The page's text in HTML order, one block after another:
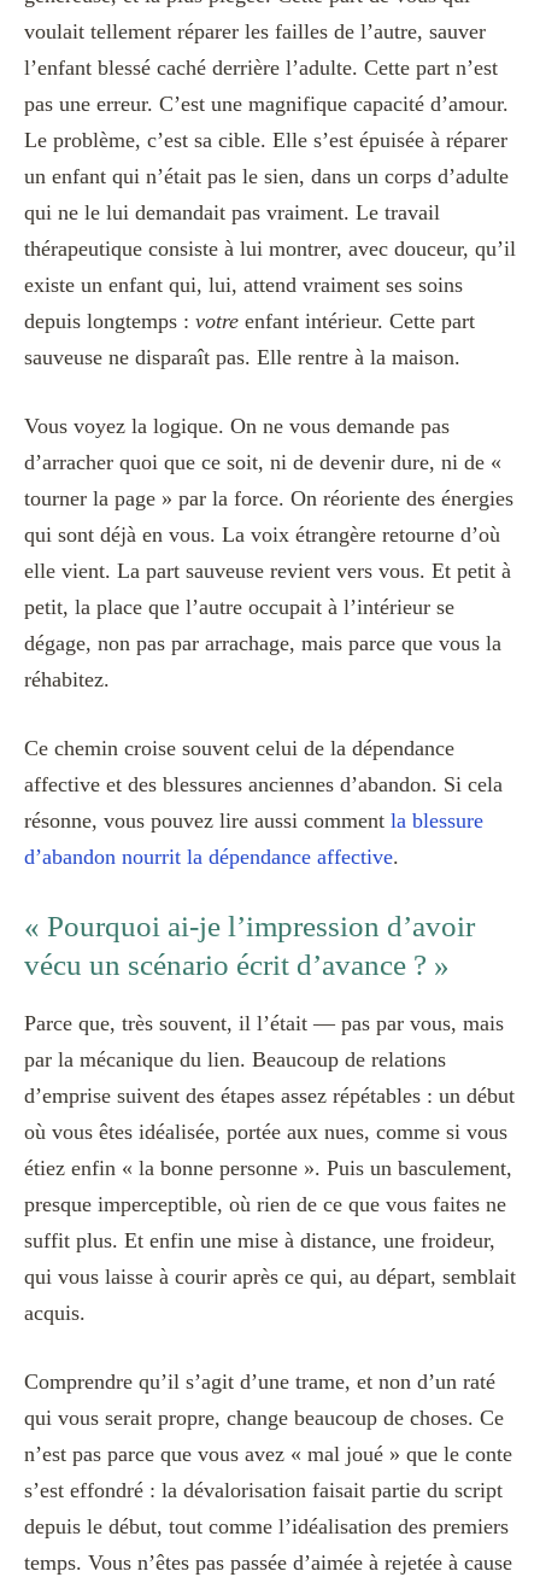
voulait tellement réparer les failles de l’autre, sauver
l’enfant blessé caché derrière l’adulte. Cette part n’est
pas une erreur. C’est une magnifique capacité d’amour.
Le problème, c’est sa cible. Elle s’est épuisée à réparer
un enfant qui n’était pas le sien, dans un corps d’adulte
qui ne le lui demandait pas vraiment. Le travail
thérapeutique consiste à lui montrer, avec douceur, qu’il
existe un enfant qui, lui, attend vraiment ses soins
depuis longtemps : votre enfant intérieur. Cette part
sauveuse ne disparaît pas. Elle rentre à la maison.
Vous voyez la logique. On ne vous demande pas
d’arracher quoi que ce soit, ni de devenir dure, ni de «
tourner la page » par la force. On réoriente des énergies
qui sont déjà en vous. La voix étrangère retourne d’où
elle vient. La part sauveuse revient vers vous. Et petit à
petit, la place que l’autre occupait à l’intérieur se
dégage, non pas par arrachage, mais parce que vous la
réhabitez.
Ce chemin croise souvent celui de la dépendance
affective et des blessures anciennes d’abandon. Si cela
résonne, vous pouvez lire aussi comment la blessure
d’abandon nourrit la dépendance affective.
« Pourquoi ai-je l’impression d’avoir
vécu un scénario écrit d’avance ? »
Parce que, très souvent, il l’était — pas par vous, mais
par la mécanique du lien. Beaucoup de relations
d’emprise suivent des étapes assez répétables : un début
où vous êtes idéalisée, portée aux nues, comme si vous
étiez enfin « la bonne personne ». Puis un basculement,
presque imperceptible, où rien de ce que vous faites ne
suffit plus. Et enfin une mise à distance, une froideur,
qui vous laisse à courir après ce qui, au départ, semblait
acquis.
Comprendre qu’il s’agit d’une trame, et non d’un raté
qui vous serait propre, change beaucoup de choses. Ce
n’est pas parce que vous avez « mal joué » que le conte
s’est effondré : la dévalorisation faisait partie du script
depuis le début, tout comme l’idéalisation des premiers
temps. Vous n’êtes pas passée d’aimée à rejetée à cause